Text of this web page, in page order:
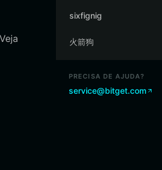
sixfignig
火箭狗
PRECISA DE AJUDA?
service@bitget.com